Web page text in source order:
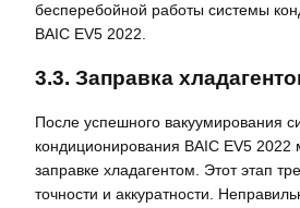
бесперебойной работы системы
BAIC EV5 2022.
3.3. Заправка
После успешного вакуумирования
кондиционирования BAIC EV5 2022
заправке хладагентом. Этот этап
точности и аккуратности.